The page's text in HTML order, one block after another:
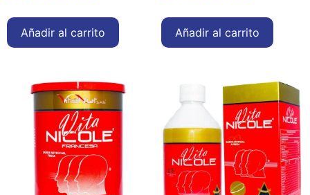
Añadir al carrito Añadir al carrito